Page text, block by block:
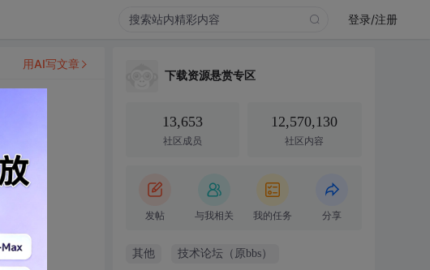
登录/注册
用AI写文章
下载资源悬赏专区
13,653
社区成员
12,570,130
社区内容
发帖 与我相关 我的任务 分享
其他 技术论坛（原bbs）